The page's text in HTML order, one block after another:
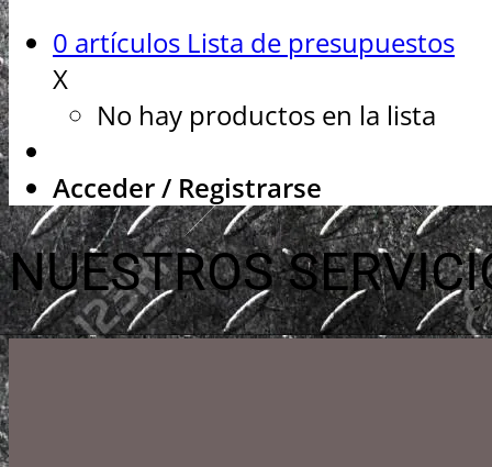
0 artículos Lista de presupuestos
X
No hay productos en la lista
Acceder / Registrarse
NUESTROS